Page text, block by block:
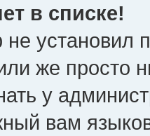
в списке!
установил
же просто
у
вам